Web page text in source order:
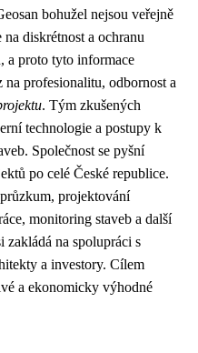
bohužel nejsou veřejně
na diskrétnost a ochranu
a proto tyto informace
na profesionalitu, odbornost a
. Tým zkušených
technologie a postupy k
Společnost se pyšní
po celé České republice.
projektování
monitoring staveb a další
zakládá na spolupráci s
a investory. Cílem
a ekonomicky výhodné